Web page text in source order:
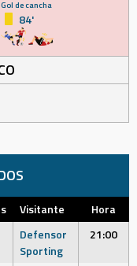
Gol de cancha
84'
Visitante
Hora
Defensor
Sporting
21:00